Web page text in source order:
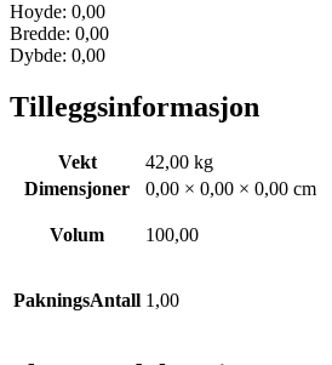
Hoyde: 0,00
Bredde: 0,00
Dybde: 0,00
Tilleggsinformasjon
Vekt
42,00 kg
Dimensjoner
0,00 × 0,00 × 0,00 cm
Volum 100,00
PakningsAntall 1,00